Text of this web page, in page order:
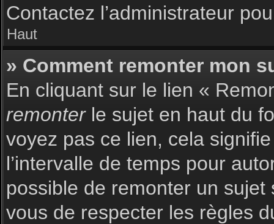
Contactez l’administrateur
Haut
» Comment remonter mon
En cliquant sur le lien «
remonterle sujet en haut du
voyez pas ce lien, cela
l’intervalle de temps pour
possible de remonter un
vous de respecter les règles